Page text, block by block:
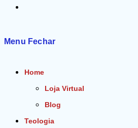
Menu Fechar
Home
Loja Virtual
Blog
Teologia